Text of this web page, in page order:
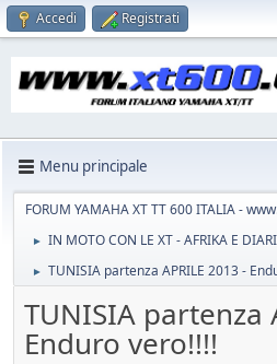
Accedi Registrati
Menu principale
FORUM YAMAHA XT TT 600 ITALIA -
► IN MOTO CON LE XT - AFRIKA E
► TUNISIA partenza APRILE 2013 -
TUNISIA partenza
Enduro vero!!!!